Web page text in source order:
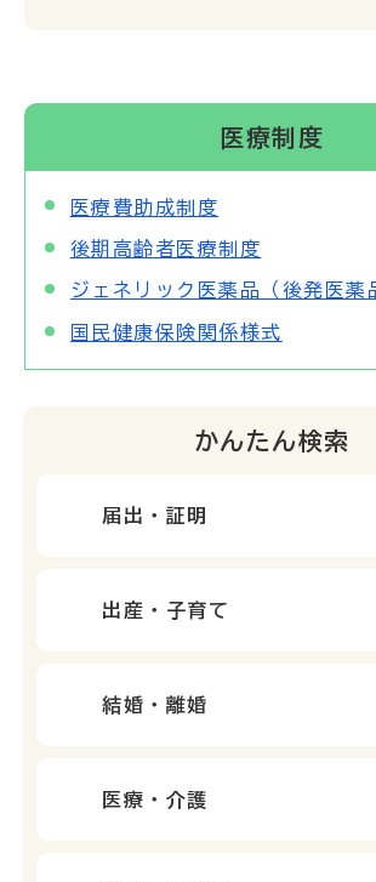
医療制度
医療費助成制度
後期高齢者医療制度
国民健康保険関係様式
かんたん検索
届出・証明
出産・子育て
結婚・離婚
医療・介護